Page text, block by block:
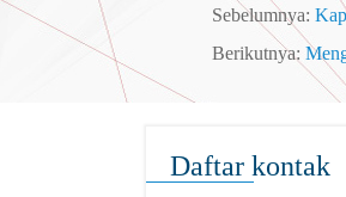
Sebelumnya:
Berikutnya:
Daftar kontak